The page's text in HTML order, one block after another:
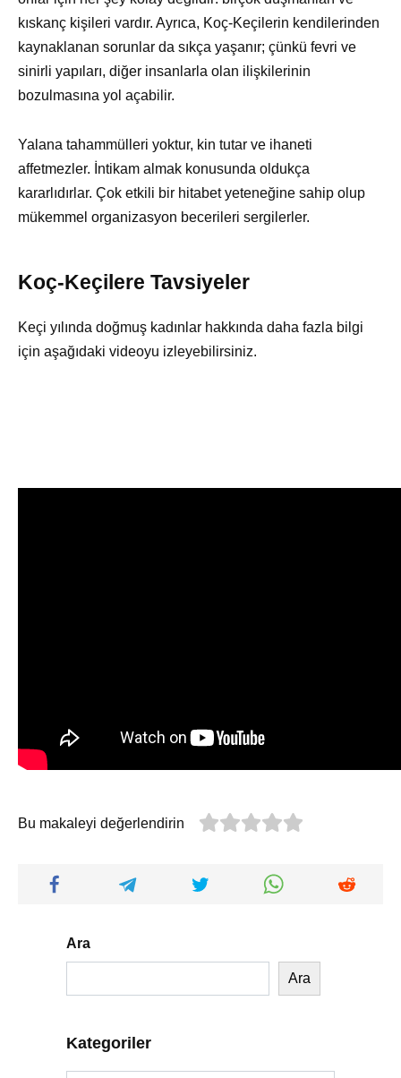
kıskanç kişileri vardır. Ayrıca, Koç-Keçilerin kendilerinden
kaynaklanan sorunlar da sıkça yaşanır; çünkü fevri ve
sinirli yapıları, diğer insanlarla olan ilişkilerinin
bozulmasına yol açabilir.
Yalana tahammülleri yoktur, kin tutar ve ihaneti
affetmezler. İntikam almak konusunda oldukça
kararlıdırlar. Çok etkili bir hitabet yeteneğine sahip olup
mükemmel organizasyon becerileri sergilerler.
Koç-Keçilere Tavsiyeler
Keçi yılında doğmuş kadınlar hakkında daha fazla bilgi
için aşağıdaki videoyu izleyebilirsiniz.
Bu makaleyi değerlendirin
Ara
Ara
Kategoriler